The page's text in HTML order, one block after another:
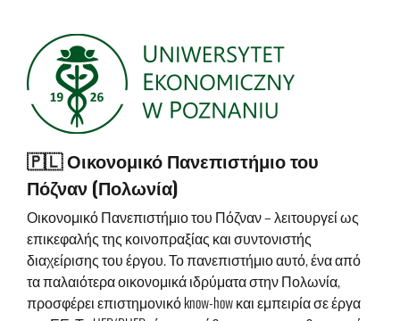
🇵🇱 Οικονομικό Πανεπιστήμιο του
Πόζναν (Πολωνία)
Οικονομικό Πανεπιστήμιο του Πόζναν – λειτουργεί ως
επικεφαλής της κοινοπραξίας και συντονιστής
διαχείρισης του έργου. Το πανεπιστήμιο αυτό, ένα από
τα παλαιότερα οικονομικά ιδρύματα στην Πολωνία,
προσφέρει επιστημονικό know-how και εμπειρία σε έργα